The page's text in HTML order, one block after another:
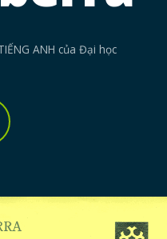
ANH của Đại học